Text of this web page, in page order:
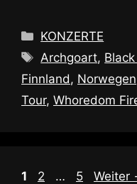
Kategorien
KONZERTE
Schlagwörter
Archgoart,
Finnland, Norwegen
Tour, Whoredom
Seite
1 Seite
2 … Seite
5 Weiter